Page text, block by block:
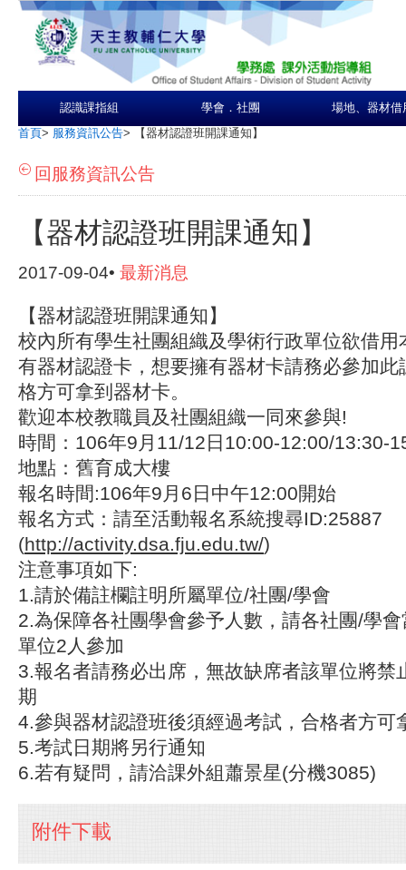
認識課指組 學會．社團 場地、器材借
首頁> 服務資訊公告> 【器材認證班開課通知】
回服務資訊公告
【器材認證班開課通知】
2017-09-04• 最新消息
【器材認證班開課通知】
校內所有學生社團組織及學術行政單位欲借用
有器材認證卡，想要擁有器材卡請務必參加此
格方可拿到器材卡。
歡迎本校教職員及社團組織一同來參與!
時間：106年9月11/12日10:00-12:00/13:30-
地點：舊育成大樓
報名時間:106年9月6日中午12:00開始
報名方式：請至活動報名系統搜尋ID:25887
(http://activity.dsa.fju.edu.tw/)
注意事項如下:
1.請於備註欄註明所屬單位/社團/學會
2.為保障各社團學會參予人數，請各社團/學
單位2人參加
3.報名者請務必出席，無故缺席者該單位將禁
期
4.參與器材認證班後須經過考試，合格者方可
5.考試日期將另行通知
6.若有疑問，請洽課外組蕭景星(分機3085)
附件下載